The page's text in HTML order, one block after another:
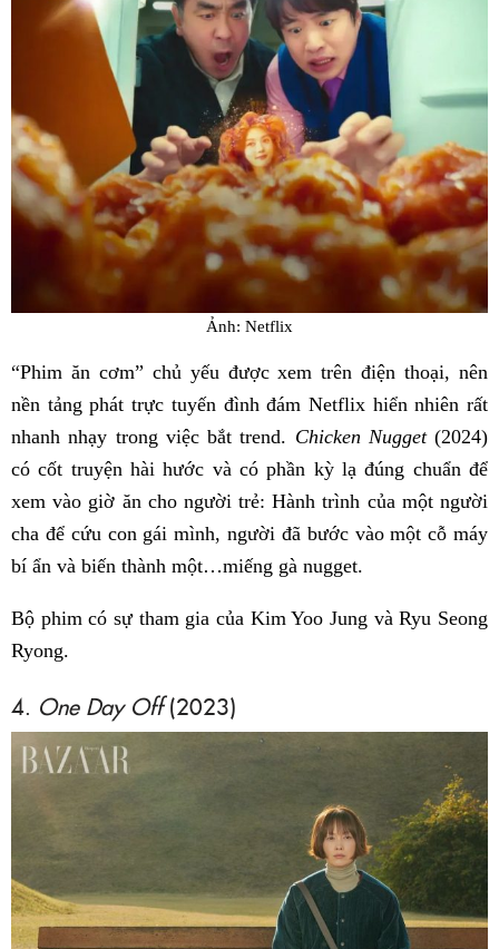
Ảnh: Netflix
“Phim ăn cơm” chủ yếu được xem trên điện thoại, nên
nền tảng phát trực tuyến đình đám Netflix hiển nhiên rất
nhanh nhạy trong việc bắt trend. Chicken Nugget(2024)
có cốt truyện hài hước và có phần kỳ lạ đúng chuẩn để
xem vào giờ ăn cho người trẻ: Hành trình của một người
cha để cứu con gái mình, người đã bước vào một cỗ máy
bí ẩn và biến thành một…miếng gà nugget.
Bộ phim có sự tham gia của Kim Yoo Jung và Ryu Seong
Ryong.
4. One Day Off(2023)